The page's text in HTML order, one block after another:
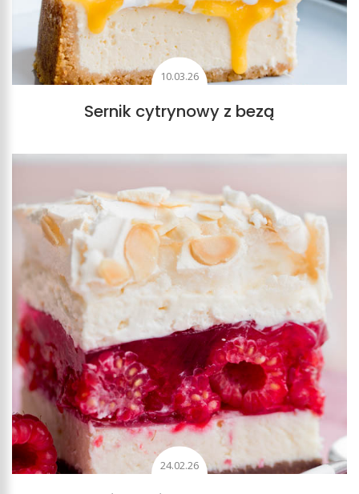
ale jednocześnie niebanalny deser. Podobnie jest z
bezowym mazurkiem bakaliowym, który pomiędzy
dwoma waflami, wypełniony jest bezową pianką z
bakaliami. Miłego eksperymentowania ze smakami!
10.03.26
Sernik cytrynowy z bezą
24.02.26